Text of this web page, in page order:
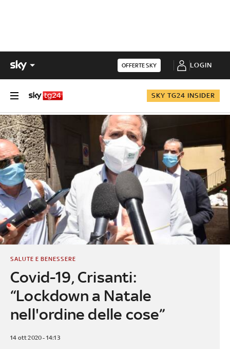
OFFERTE SKY LOGIN
SKY TG24 INSIDER
Covid-19, Crisanti:
“Lockdown a Natale
nell'ordine delle cose”
SALUTE E BENESSERE
14 ott 2020 - 14:13